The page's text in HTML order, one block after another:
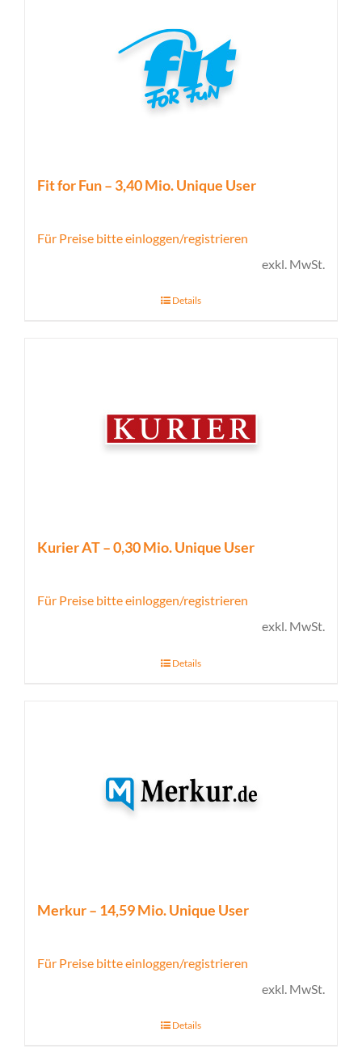
Fit for Fun – 3,40 Mio. Unique User
Für Preise bitte einloggen/registrieren
exkl. MwSt.
Details
Kurier AT – 0,30 Mio. Unique User
Für Preise bitte einloggen/registrieren
exkl. MwSt.
Details
Merkur – 14,59 Mio. Unique User
Für Preise bitte einloggen/registrieren
exkl. MwSt.
Details